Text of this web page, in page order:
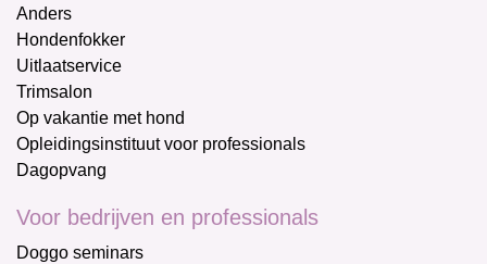
Anders
Hondenfokker
Uitlaatservice
Trimsalon
Op vakantie met hond
Opleidingsinstituut voor professionals
Dagopvang
Voor bedrijven en professionals
Doggo seminars